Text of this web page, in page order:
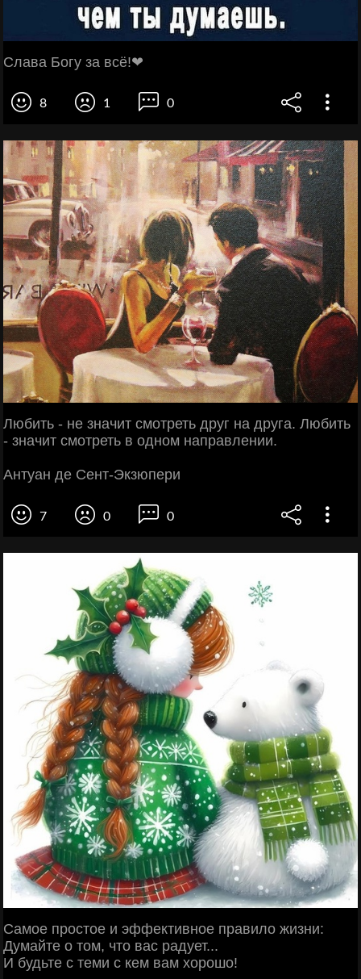
Слава Богу за всё!❤
8 1 0
Любить - не значит смотреть друг на друга. Любить
- значит смотреть в одном направлении.
Антуан де Сент-Экзюпери
7 0 0
Самое простое и эффективное правило жизни:
Думайте о том, что вас радует...
И будьте с теми с кем вам хорошо!